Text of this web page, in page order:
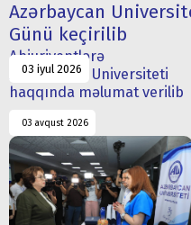
Abiuriyentlərə
Azərbaycan Universiteti
haqqında məlumat verilib
03 avqust 2026
Azərbaycan
Günü keçirilib
03 iyul 2026